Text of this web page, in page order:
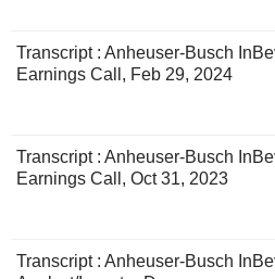
Transcript : Anheuser-Busch
Earnings Call, Feb 29, 2024
Transcript : Anheuser-Busch
Earnings Call, Oct 31, 2023
Transcript : Anheuser-Busch